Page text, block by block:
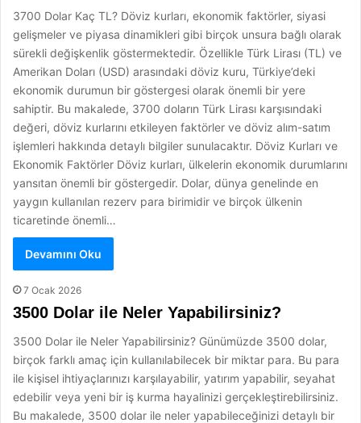
3700 Dolar Kaç TL? Döviz kurları, ekonomik faktörler, siyasi
gelişmeler ve piyasa dinamikleri gibi birçok unsura bağlı olarak
sürekli değişkenlik göstermektedir. Özellikle Türk Lirası (TL) ve
Amerikan Doları (USD) arasındaki döviz kuru, Türkiye’deki
ekonomik durumun bir göstergesi olarak önemli bir yere
sahiptir. Bu makalede, 3700 doların Türk Lirası karşısındaki
değeri, döviz kurlarını etkileyen faktörler ve döviz alım-satım
işlemleri hakkında detaylı bilgiler sunulacaktır. Döviz Kurları ve
Ekonomik Faktörler Döviz kurları, ülkelerin ekonomik durumlarını
yansıtan önemli bir göstergedir. Dolar, dünya genelinde en
yaygın kullanılan rezerv para birimidir ve birçok ülkenin
ticaretinde önemli…
Devamını Oku
7 Ocak 2026
3500 Dolar ile Neler Yapabilirsiniz?
3500 Dolar ile Neler Yapabilirsiniz? Günümüzde 3500 dolar,
birçok farklı amaç için kullanılabilecek bir miktar para. Bu para
ile kişisel ihtiyaçlarınızı karşılayabilir, yatırım yapabilir, seyahat
edebilir veya yeni bir iş kurma hayalinizi gerçekleştirebilirsiniz.
Bu makalede, 3500 dolar ile neler yapabileceğinizi detaylı bir